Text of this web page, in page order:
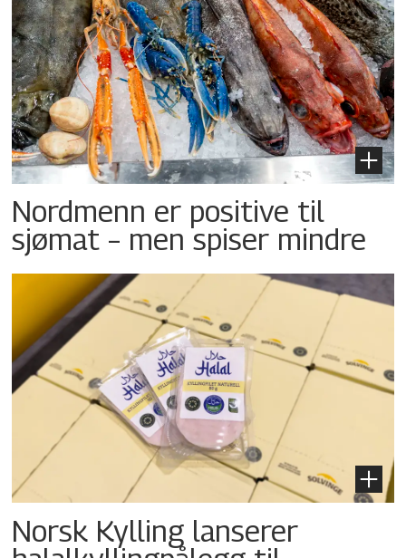
Nordmenn er positive til
sjømat – men spiser mindre
Norsk Kylling lanserer